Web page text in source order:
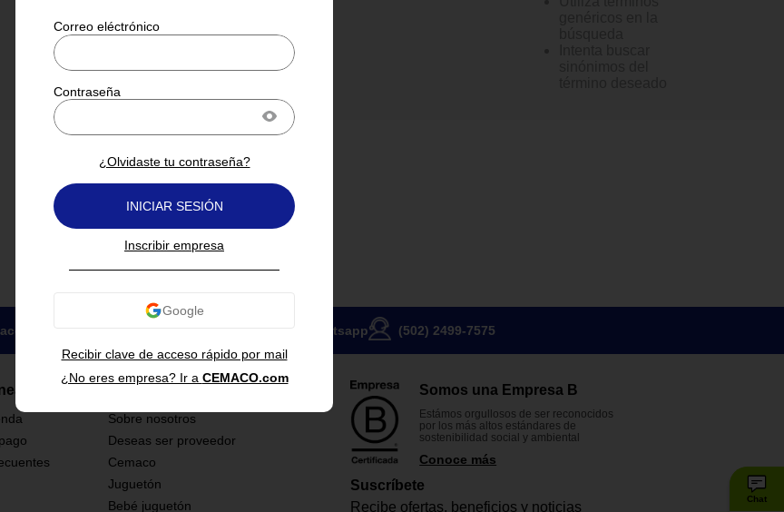
Recibir clave de acceso rápido por mail
¿Olvidaste tu contraseña?
INICIAR SESIÓN
Inscribir empresa
¿No eres empresa? Ir a CEMACO.com
Compra por whatsapp (502) 2499-7575
Grupo CEMACO
Sobre nosotros
Deseas ser proveedor
Cemaco
Juguetón
Bebé juguetón
Somos una Empresa B
Estámos orgullosos de ser reconocidos
por los más altos estándares de
sostenibilidad social y ambiental
Conoce más
Suscríbete
Recibe ofertas, beneficios y noticias
Chat